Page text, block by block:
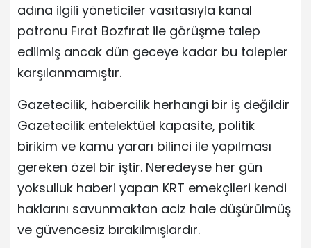
adına ilgili yöneticiler vasıtasıyla kanal
patronu Fırat Bozfırat ile görüşme talep
edilmiş ancak dün geceye kadar bu talepler
karşılanmamıştır.
Gazetecilik, habercilik herhangi bir iş değildir
Gazetecilik entelektüel kapasite, politik
birikim ve kamu yararı bilinci ile yapılması
gereken özel bir iştir. Neredeyse her gün
yoksulluk haberi yapan KRT emekçileri kendi
haklarını savunmaktan aciz hale düşürülmüş
ve güvencesiz bırakılmışlardır.